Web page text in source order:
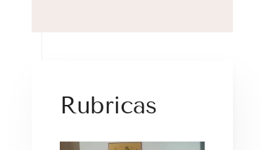
Rubricas